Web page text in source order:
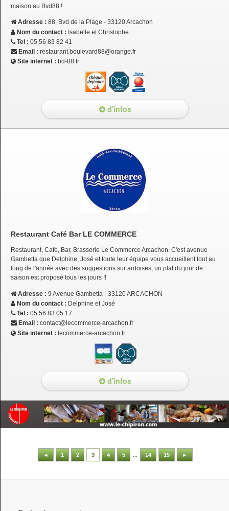
maison au Bvd88 !
Adresse : 88, Bvd de la Plage - 33120 Arcachon
Nom du contact : Isabelle et Christophe
Tel : 05 56 83 82 41
Email : restaurant.boulevard88@orange.fr
Site internet : bd-88.fr
d'infos
Restaurant Café Bar LE COMMERCE
Restaurant, Café, Bar, Brasserie Le Commerce Arcachon. C'est avenue
Gambetta que Delphine, José et toute leur équipe vous accueillent tout au
long de l'année avec des suggestions sur ardoises, un plat du jour de
saison est proposé tous les jours !!
Adresse : 9 Avenue Gambetta - 33120 ARCACHON
Nom du contact : Delphine et José
Tel : 05.56.83.05.17
Email : contact@lecommerce-arcachon.fr
Site internet : lecommerce-arcachon.fr
d'infos
◄ 1 2 3 4 5 14 15 ►